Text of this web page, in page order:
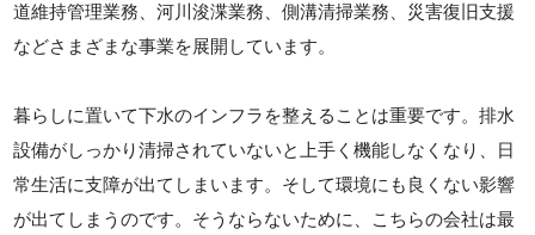
道維持管理業務、河川浚渫業務、側溝清掃業務、災害復旧支援
などさまざまな事業を展開しています。
暮らしに置いて下水のインフラを整えることは重要です。排水
設備がしっかり清掃されていないと上手く機能しなくなり、日
常生活に支障が出てしまいます。そして環境にも良くない影響
が出てしまうのです。そうならないために、こちらの会社は最